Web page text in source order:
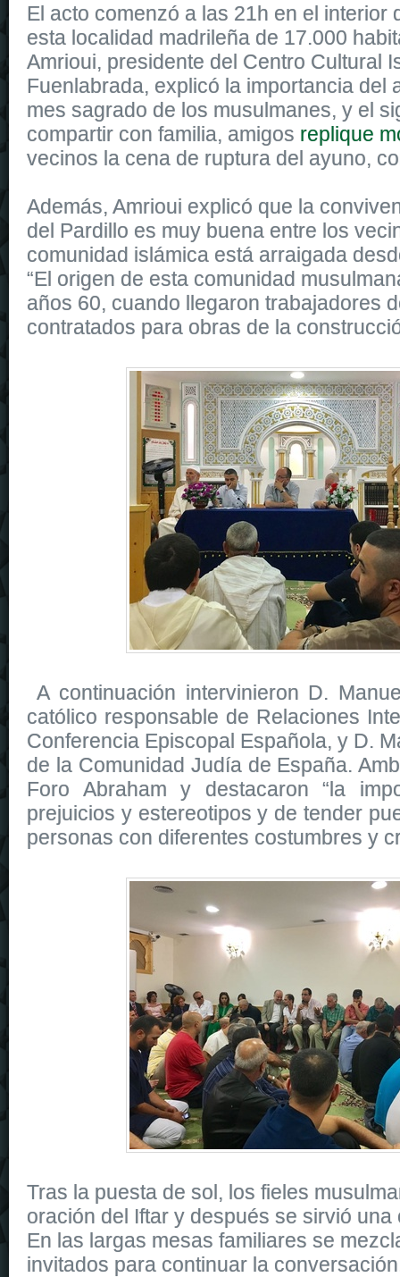
El acto comenzó a las 21h en el interior
esta localidad madrileña de 17.000
Amrioui, presidente del Centro Cultural
Fuenlabrada, explicó la importancia del
mes sagrado de los musulmanes, y el
compartir con familia, amigos replique
vecinos la cena de ruptura del ayuno,
Además, Amrioui explicó que la
del Pardillo es muy buena entre los
comunidad islámica está arraigada
“El origen de esta comunidad
años 60, cuando llegaron trabajadores
contratados para obras de la
A continuación intervinieron D.
católico responsable de Relaciones
Conferencia Episcopal Española, y D.
de la Comunidad Judía de España.
Foro Abraham y destacaron “la
prejuicios y estereotipos y de tender
personas con diferentes costumbres y
Tras la puesta de sol, los fieles
oración del Iftar y después se sirvió
En las largas mesas familiares se
invitados para continuar la